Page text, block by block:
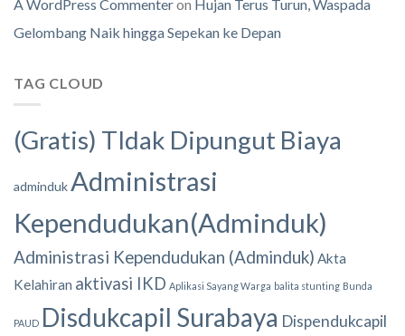
A WordPress Commenteron Hujan Terus Turun, Waspada
Gelombang Naik hingga Sepekan ke Depan
TAG CLOUD
(Gratis) TIdak Dipungut Biaya
admindukAdministrasi
Kependudukan(Adminduk)
Administrasi Kependudukan (Adminduk) Akta
Kelahiran aktivasi IKD Aplikasi Sayang Warga balita stunting Bunda
PAUD Disdukcapil Surabaya Dispendukcapil